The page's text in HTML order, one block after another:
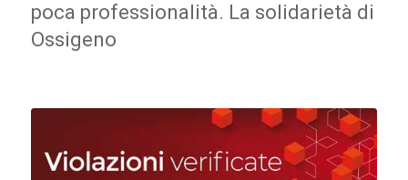
poca professionalità. La solidarietà di
Ossigeno